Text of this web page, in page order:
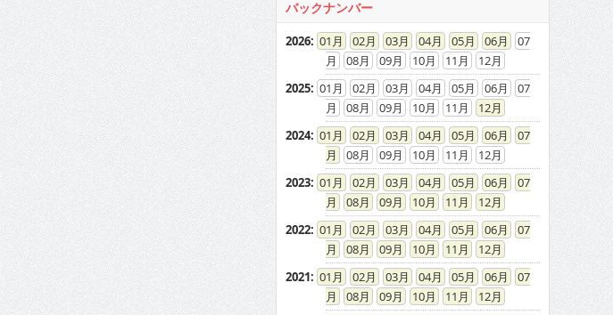
バックナンバー
2026: 01 02 03 04 05 06
07
08
09 10 11
12
2025: 01 02 03 04 05 06
07
08
09 10 11
12
2024: 01 02 03 04 05 06
07
08
09 10 11
12
2023: 01 02 03 04 05 06
07
08
09 10 11
12
2022: 01 02 03 04 05 06
07
08
09 10 11
12
2021: 01 02 03 04 05 06
07
08
09 10 11
12